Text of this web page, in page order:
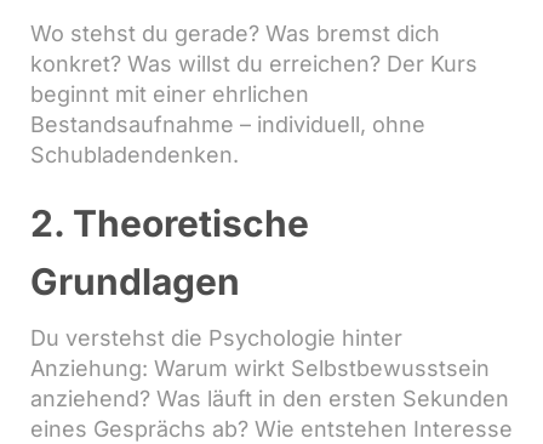
Wo stehst du gerade? Was bremst dich
konkret? Was willst du erreichen? Der Kurs
beginnt mit einer ehrlichen
Bestandsaufnahme – individuell, ohne
Schubladendenken.
2. Theoretische
Grundlagen
Du verstehst die Psychologie hinter
Anziehung: Warum wirkt Selbstbewusstsein
anziehend? Was läuft in den ersten Sekunden
eines Gesprächs ab? Wie entstehen Interesse